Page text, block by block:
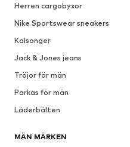
Herren cargobyxor
Nike Sportswear sneakers
Kalsonger
Jack & Jones jeans
Tröjor för män
Parkas för män
Läderbälten
MÄN MÄRKEN